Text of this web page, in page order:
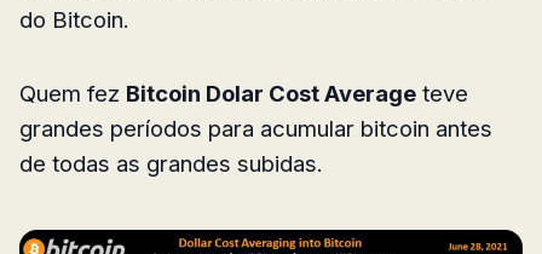
do Bitcoin.
Quem fez Bitcoin Dolar Cost Average teve
grandes períodos para acumular bitcoin antes
de todas as grandes subidas.